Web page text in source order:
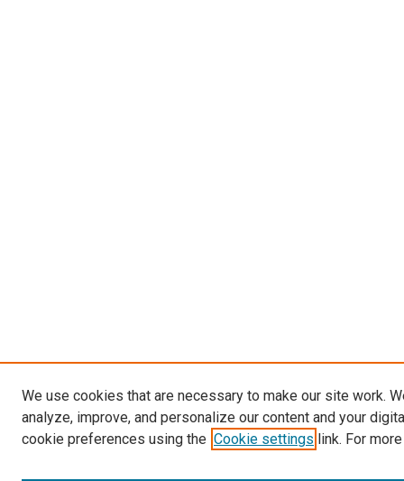
We use cookies that are necessary to make our site work.
analyze, improve, and personalize our content and your
cookie preferences using the Cookie settings link. For